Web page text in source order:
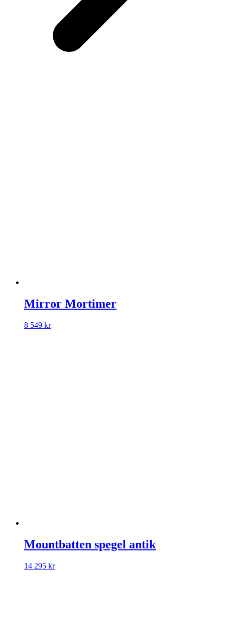
Mirror Mortimer
8 549 kr
Mountbatten spegel antik
14 295 kr